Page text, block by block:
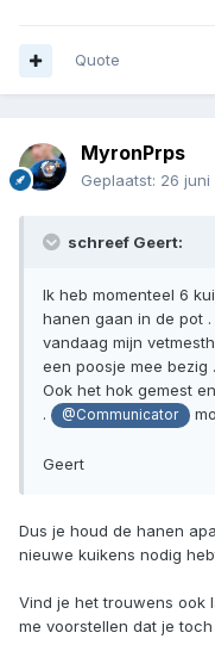
Quote
MyronPrps
Geplaatst: 26 juni
schreef Geert:
Ik heb momenteel 6
hanen gaan in de pot
vandaag mijn
een poosje mee bezig .
Ook het hok gemest
.
@Communicator
Geert
Dus je houd de hanen
nieuwe kuikens nodig
Vind je het trouwens ook
me voorstellen dat je